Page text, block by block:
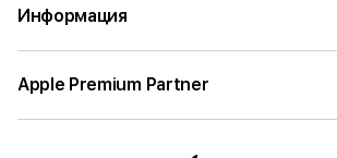
Информация
Apple Premium Partner